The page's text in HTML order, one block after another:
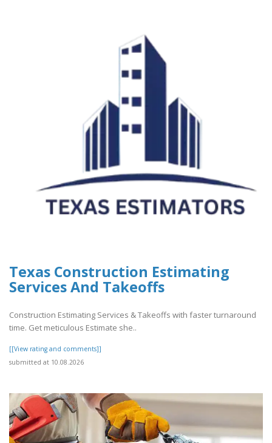
Texas Construction Estimating
Services And Takeoffs
Construction Estimating Services & Takeoffs with faster turnaround
time. Get meticulous Estimate she..
[[View rating and comments]]
submitted at 10.08.2026